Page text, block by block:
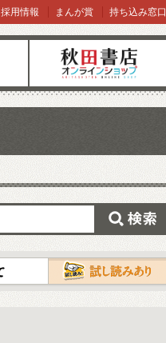
オンラインショップ
採用情報 まんが賞 持ち込み窓口